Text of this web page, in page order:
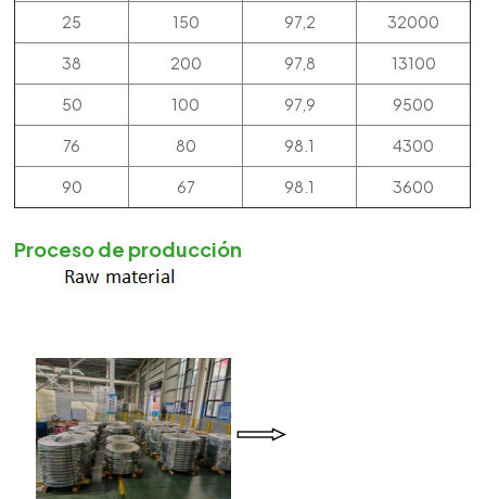
25 150 97,2 32000
38 200 97,8 13100
50 100 97,9 9500
76 80 98.1 4300
90 67 98.1 3600
Proceso de producción